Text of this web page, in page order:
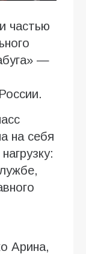
частью
—
на себя
Арина,